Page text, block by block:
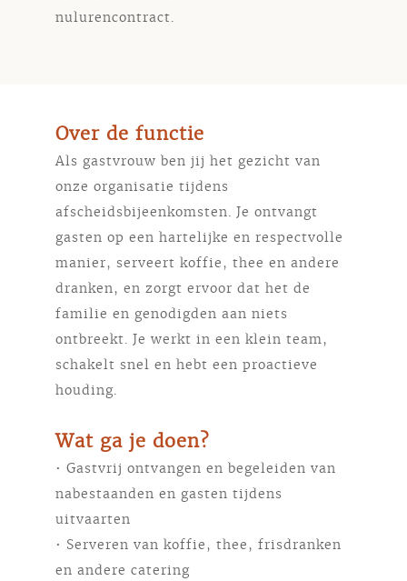
nulurencontract.
Over de functie
Als gastvrouw ben jij het gezicht van
onze organisatie tijdens
afscheidsbijeenkomsten. Je ontvangt
gasten op een hartelijke en respectvolle
manier, serveert koffie, thee en andere
dranken, en zorgt ervoor dat het de
familie en genodigden aan niets
ontbreekt. Je werkt in een klein team,
schakelt snel en hebt een proactieve
houding.
Wat ga je doen?
• Gastvrij ontvangen en begeleiden van
nabestaanden en gasten tijdens
uitvaarten
• Serveren van koffie, thee, frisdranken
en andere catering